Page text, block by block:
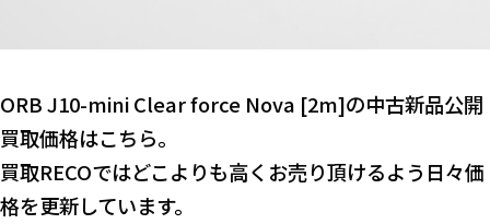
ORB J10-mini Clear force Nova [2m]の中古新品公開
買取価格はこちら。
買取RECOではどこよりも高くお売り頂けるよう日々価
格を更新しています。